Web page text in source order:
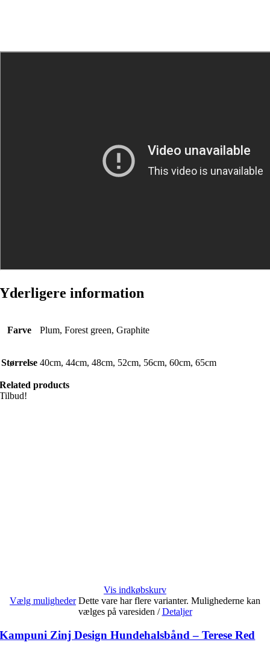
Yderligere information
Farve Plum, Forest green, Graphite
Størrelse 40cm, 44cm, 48cm, 52cm, 56cm, 60cm, 65cm
Related products
Tilbud!
Vis indkøbskurv
Vælg muligheder Dette vare har flere varianter. Mulighederne kan
vælges på varesiden / Detaljer
Kampuni Zinj Design Hundehalsbånd – Terese Red